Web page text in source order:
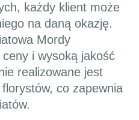
każdy klient może
na daną okazję.
Mordy
i wysoką jakość
realizowane jest
co zapewnia